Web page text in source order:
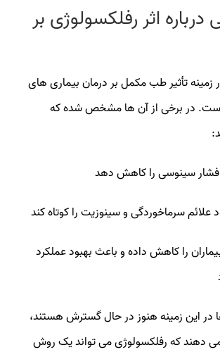
اثر رفلکسولوژی بر
تأثیر طب مکمل بر درمان بیماری‌ های
در برخی از آن‌ ها مشخص شده که
سینوسی را کاهش دهد
علائم سرماخوردگی و سینوزیت را کوتاه کند
را کاهش داده و باعث بهبود عملکرد
این زمینه هنوز در حال گسترش هستند،
دهند که رفلکسولوژی می‌ تواند یک روش